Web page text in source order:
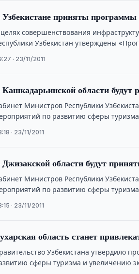
приняты
совершенствования
Узбекистан утверждены
· 23/11/2011
области будут
Министров Республики
по развитию сферы
· 23/11/2011
области будут
Министров Республики
по развитию сферы
· 23/11/2011
область станет
Узбекистана утвердило
сферы туризма и увеличению